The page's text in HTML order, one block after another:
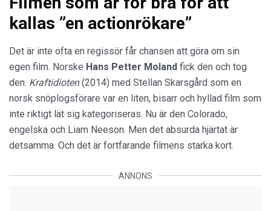
kallas ”en actionrökare”
Det är inte ofta en regissör får chansen att göra om sin
egen film. Norske Hans Petter Moland fick den och tog
den. Kraftidioten(2014) med Stellan Skarsgård som en
norsk snöplogsförare var en liten, bisarr och hyllad film som
inte riktigt lät sig kategoriseras. Nu är den Colorado,
engelska och Liam Neeson. Men det absurda hjärtat är
detsamma. Och det är fortfarande filmens starka kort.
ANNONS